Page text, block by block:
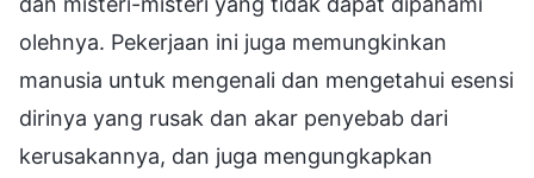
olehnya. Pekerjaan ini juga memungkinkan
manusia untuk mengenali dan mengetahui esensi
dirinya yang rusak dan akar penyebab dari
kerusakannya, dan juga mengungkapkan